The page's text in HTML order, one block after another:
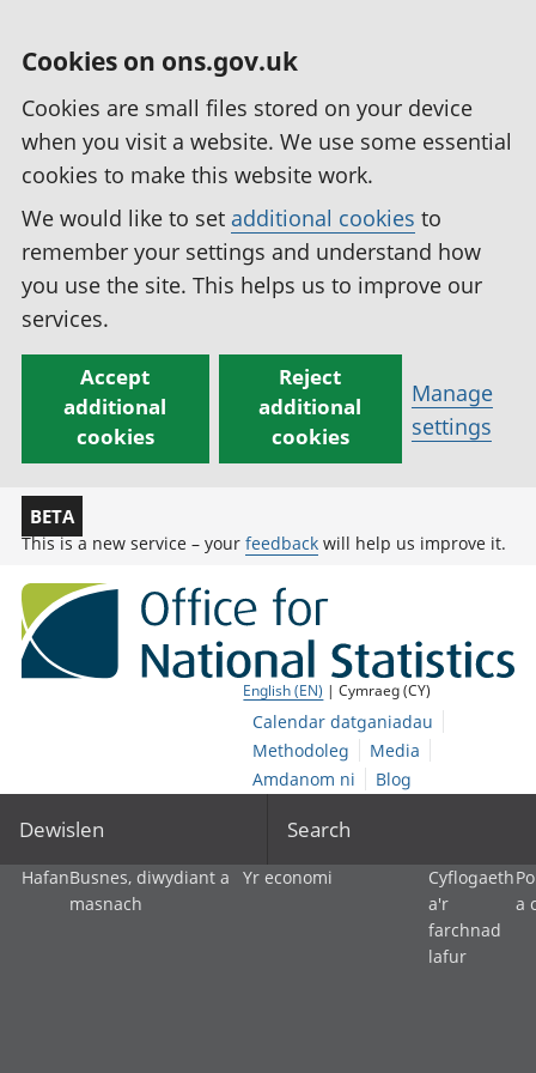
Cookies on ons.gov.uk
Cookies are small files stored on your device
when you visit a website. We use some essential
cookies to make this website work.
We would like to set additional cookies to
remember your settings and understand how
you use the site. This helps us to improve our
services.
Accept
additional
cookies
Reject
additional
cookies
Manage
settings
BETA
This is a new service – your feedback will help us improve it.
English (EN) | Cymraeg (CY)
Calendar datganiadau
Methodoleg
Media
Amdanom ni
Blog
Dewislen Search
HafanBusnes, diwydiant a
masnach
Yr economi
Cyflogaeth
a'r
farchnad
lafur
a